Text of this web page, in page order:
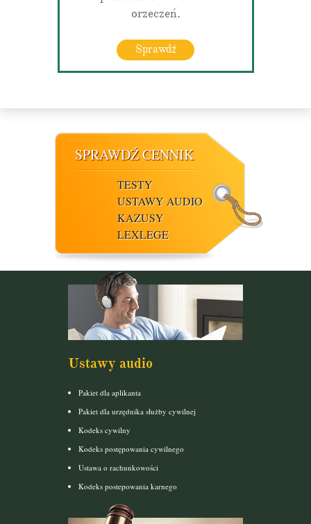
orzeczeń.
Sprawdź
SPRAWDŹ CENNIK
TESTY
USTAWY AUDIO
KAZUSY
LEXLEGE
Ustawy audio
Pakiet dla aplikanta
Pakiet dla urzędnika służby cywilnej
Kodeks cywilny
Kodeks postępowania cywilnego
Ustawa o rachunkowości
Kodeks postepowania karnego